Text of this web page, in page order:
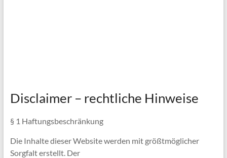
Disclaimer – rechtliche Hinweise
§ 1 Haftungsbeschränkung
Die Inhalte dieser Website werden mit größtmöglicher
Sorgfalt erstellt. Der